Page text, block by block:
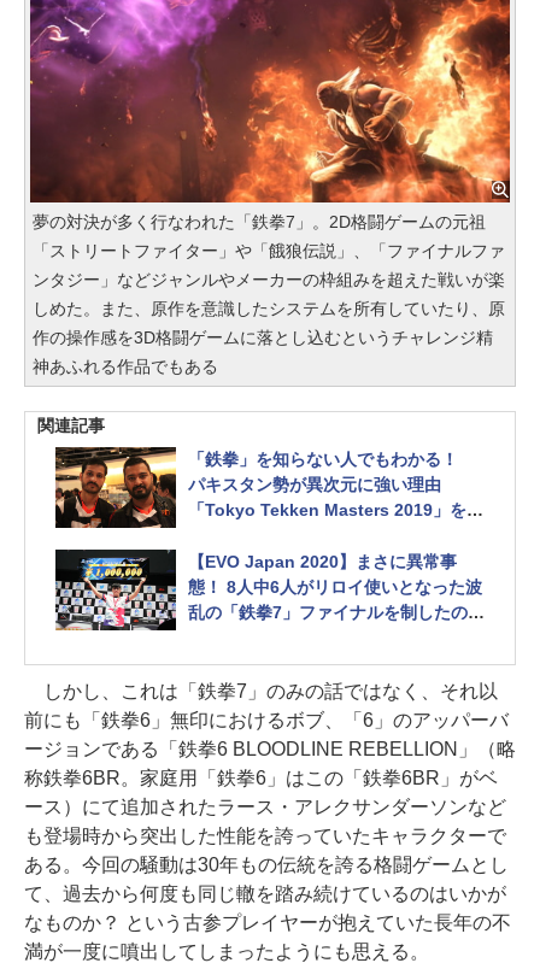
夢の対決が多く行なわれた「鉄拳7」。2D格闘ゲームの元祖
「ストリートファイター」や「餓狼伝説」、「ファイナルファ
ンタジー」などジャンルやメーカーの枠組みを超えた戦いが楽
しめた。また、原作を意識したシステムを所有していたり、原
作の操作感を3D格闘ゲームに落とし込むというチャレンジ精
神あふれる作品でもある
関連記事
「鉄拳」を知らない人でもわかる！
パキスタン勢が異次元に強い理由
「Tokyo Tekken Masters 2019」を完
説する
【EVO Japan 2020】まさに異常事
態！ 8人中6人がリロイ使いとなった波
乱の「鉄拳7」ファイナルを制したのは
なぜこんなことになったのか？ リロ
イの「壊れ」具合を徹底解説する
しかし、これは「鉄拳7」のみの話ではなく、それ以
前にも「鉄拳6」無印におけるボブ、「6」のアッパーバ
ージョンである「鉄拳6 BLOODLINE REBELLION」（略
称鉄拳6BR。家庭用「鉄拳6」はこの「鉄拳6BR」がベ
ース）にて追加されたラース・アレクサンダーソンなど
も登場時から突出した性能を誇っていたキャラクターで
ある。今回の騒動は30年もの伝統を誇る格闘ゲームとし
て、過去から何度も同じ轍を踏み続けているのはいかが
なものか？ という古参プレイヤーが抱えていた長年の不
満が一度に噴出してしまったようにも思える。